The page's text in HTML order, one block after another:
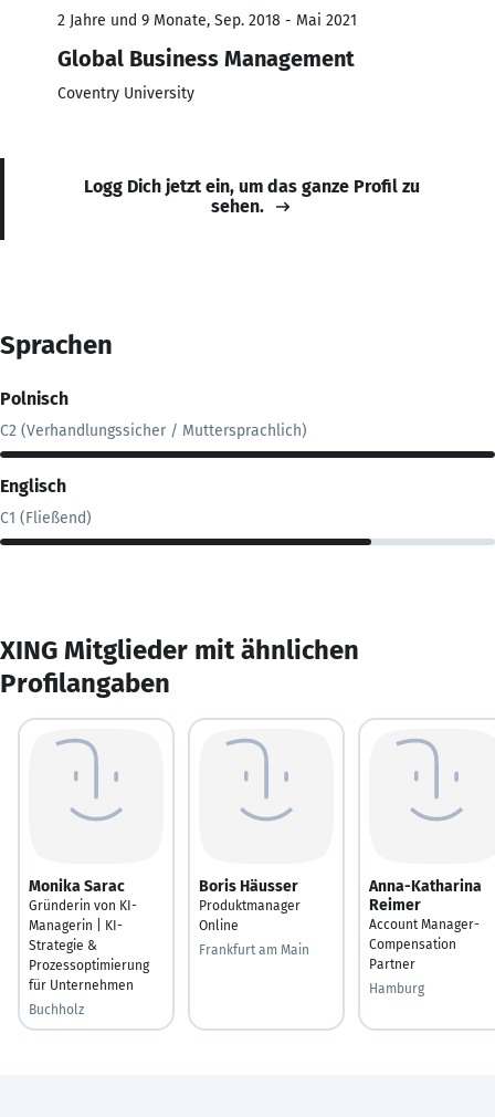
2 Jahre und 9 Monate, Sep. 2018 - Mai 2021
Global Business Management
Coventry University
Logg Dich jetzt ein, um das ganze Profil zu
sehen.
Sprachen
Polnisch
C2 (Verhandlungssicher / Muttersprachlich)
Englisch
C1 (Fließend)
XING Mitglieder mit ähnlichen
Profilangaben
Monika Sarac
Gründerin von KI-
Managerin | KI-
Strategie &
Prozessoptimierung
für Unternehmen
Buchholz
Boris Häusser
Produktmanager
Online
Frankfurt am Main
Anna-Katharina
Reimer
Account Manager-
Compensation
Partner
Hamburg